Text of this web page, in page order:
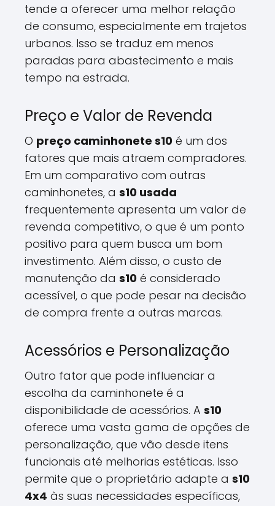
tende a oferecer uma melhor relação
de consumo, especialmente em trajetos
urbanos. Isso se traduz em menos
paradas para abastecimento e mais
tempo na estrada.
Preço e Valor de Revenda
O preço caminhonete s10 é um dos
fatores que mais atraem compradores.
Em um comparativo com outras
caminhonetes, a s10 usada
frequentemente apresenta um valor de
revenda competitivo, o que é um ponto
positivo para quem busca um bom
investimento. Além disso, o custo de
manutenção da s10 é considerado
acessível, o que pode pesar na decisão
de compra frente a outras marcas.
Acessórios e Personalização
Outro fator que pode influenciar a
escolha da caminhonete é a
disponibilidade de acessórios. A s10
oferece uma vasta gama de opções de
personalização, que vão desde itens
funcionais até melhorias estéticas. Isso
permite que o proprietário adapte a s10
4x4 às suas necessidades específicas,